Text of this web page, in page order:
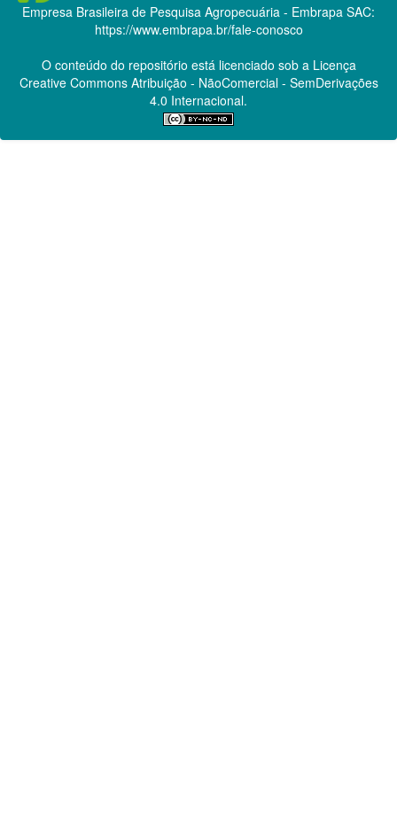
Empresa Brasileira de Pesquisa Agropecuária - Embrapa SAC:
https://www.embrapa.br/fale-conosco
O conteúdo do repositório está licenciado sob a Licença
Creative CommonsAtribuição - NãoComercial - SemDerivações
4.0 Internacional.